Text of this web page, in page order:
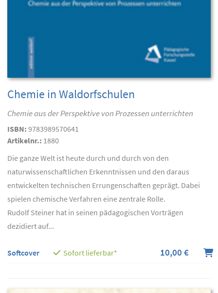
Chemie in Waldorfschulen
Chemie aus der Perspektive von Prozessen unterrichten
ISBN: 9783989570641
Artikelnr.: 1880
Die ganze Welt ist heute durch und durch von den
naturwissenschaftlichen Erkenntnissen und den daraus
entwickelten technischen Errungenschaften geprägt. Dabei
spielen chemische Verfahren eine zentrale Rolle.
Rudolf Steiner hat in seinen pädagogischen Vorträgen
dezidiert auf...
Softcover Sofort lieferbar* 10,00 €